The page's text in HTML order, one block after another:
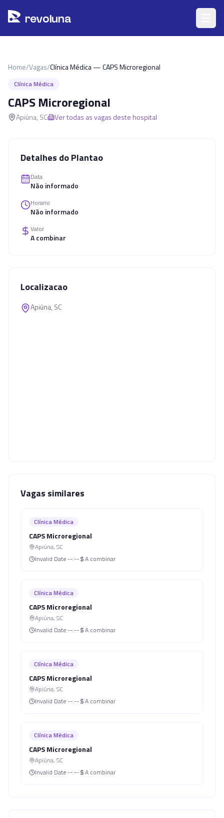
revoluna
Home/Vagas/Clínica Médica — CAPS Microregional
Clínica Médica
CAPS Microregional
Apiúna, SC Ver todas as vagas deste hospital
Detalhes do Plantao
Data
Não informado
Horario
Não informado
Valor
A combinar
Localizacao
Apiúna, SC
Vagas similares
Clínica Médica
CAPS Microregional
Apiúna, SC
Invalid Date --:-- A combinar
Clínica Médica
CAPS Microregional
Apiúna, SC
Invalid Date --:-- A combinar
Clínica Médica
CAPS Microregional
Apiúna, SC
Invalid Date --:-- A combinar
Clínica Médica
CAPS Microregional
Apiúna, SC
Invalid Date --:-- A combinar